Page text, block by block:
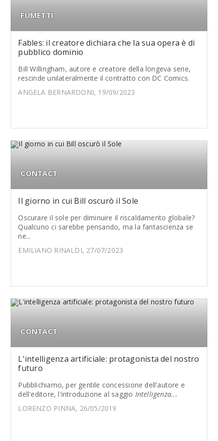
FUMETTI
Fables: il creatore dichiara che la sua opera è di
pubblico dominio
Bill Willingham, autore e creatore della longeva serie,
rescinde unilateralmente il contratto con DC Comics.
ANGELA BERNARDONI, 19/09/2023
CONTACT
Il giorno in cui Bill oscurò il Sole
Oscurare il sole per diminuire il riscaldamento globale?
Qualcuno ci sarebbe pensando, ma la fantascienza se
ne...
EMILIANO RINALDI, 27/07/2023
CONTACT
L'intelligenza artificiale: protagonista del nostro
futuro
Pubblichiamo, per gentile concessione dell'autore e
dell'editore, l'introduzione al saggio Intelligenza...
LORENZO PINNA, 26/05/2019